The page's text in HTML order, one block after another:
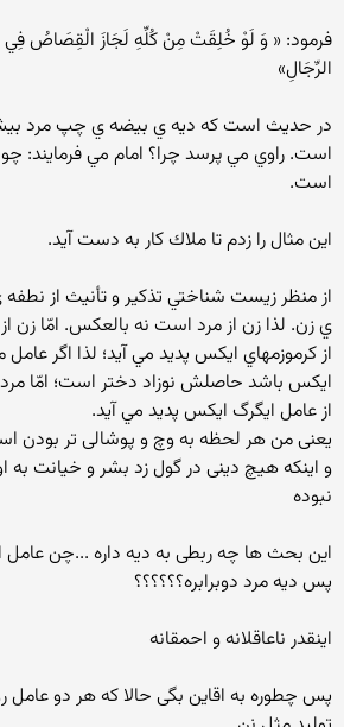
فرمود: « وَ لَوْ خُلِقَتْ مِنْ كُلِّهِ لَجَازَ الْقِصَاصُ فِي
الرِّجَالِ»
در حديث است كه ديه ي بيضه ي چپ مرد
است. راوي مي پرسد چرا؟ امام مي فرمايند:
است.
اين مثال را زدم تا ملاك كار به دست آيد.
از منظر زيست شناختي تذكير و تأنيث از
ي زن. لذا زن از مرد است نه بالعكس. امّا زن
از كرموزمهاي ايكس پديد مي آيد؛ لذا اگر
ايكس باشد حاصلش نوزاد دختر است؛ امّا
از عامل ايگرگ ايكس پديد مي آيد.
یعنی من هر لحظه به وچ و پوشالی تر بودن
و اینکه هیچ دینی در گول زد بشر و خیانت به او
نبوده
این بحث ها چه ربطی به دیه داره ...چن عامل
پس دیه مرد دوبرابره؟؟؟؟؟؟
اینقدر ناعاقلانه و احمقانه
پس چطوره به اقاین بگی حالا که هر دو